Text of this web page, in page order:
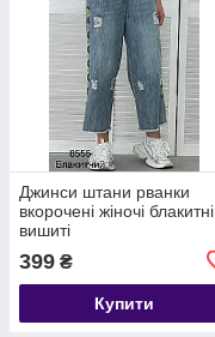
Джинси штани рванки
вкорочені жіночі блакитні
вишиті
399 ₴
Купити